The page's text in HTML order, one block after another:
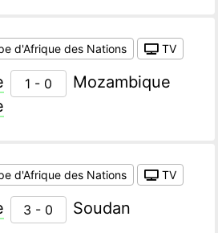
d'Afrique des Nations TV
1 - 0 Mozambique
d'Afrique des Nations TV
3 - 0 Soudan